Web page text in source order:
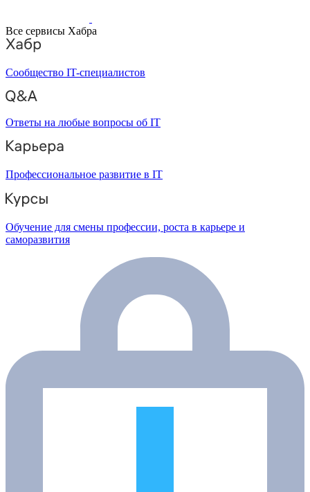
Все сервисы Хабра
Сообщество IT-специалистов
Ответы на любые вопросы об IT
Профессиональное развитие в IT
Обучение для смены профессии, роста в карьере и
саморазвития